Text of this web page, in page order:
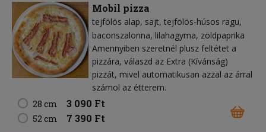
Mobil pizza
tejfölös alap sajt tejfölös-húsos ragu
baconszalonna lilahagyma zöldpaprika
Amennyiben szeretnél plusz feltétet a
pizzára, válaszd az Extra (Kívánság)
pizzát, mivel automatikusan azzal az árral
számol az étterem.
28 cm
3 090 Ft
52 cm 7 390 Ft